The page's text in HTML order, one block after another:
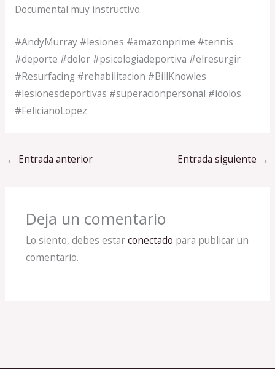
Documental muy instructivo.
#AndyMurray #lesiones #amazonprime #tennis
#deporte #dolor #psicologiadeportiva #elresurgir
#Resurfacing #rehabilitacion #BillKnowles
#lesionesdeportivas #superacionpersonal #ídolos
#FelicianoLopez
← Entrada anterior Entrada siguiente →
Deja un comentario
Lo siento, debes estarconectado para publicar un
comentario.